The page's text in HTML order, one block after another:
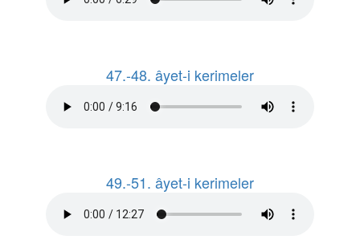
47.-48. âyet-i kerimeler
49.-51. âyet-i kerimeler